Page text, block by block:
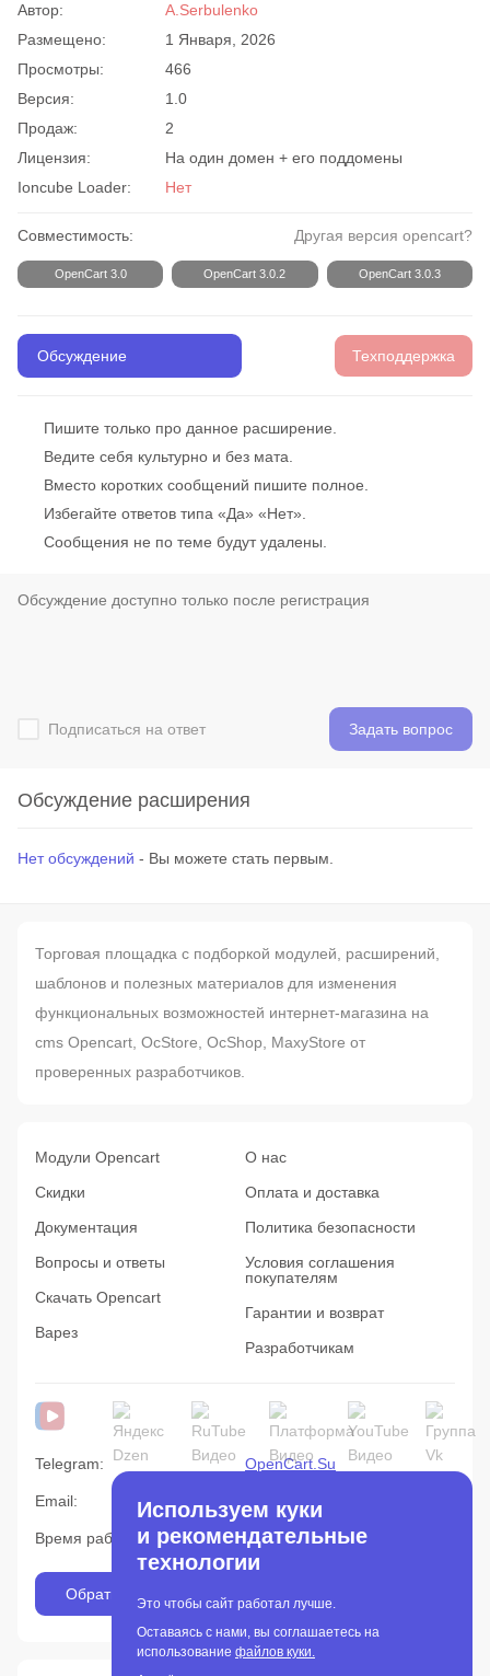
Автор:
A.Serbulenko
Размещено:
1 Января, 2026
Просмотры:
466
Версия:
1.0
Продаж:
2
Лицензия:
На один домен + его поддомены
Ioncube Loader:
Нет
Совместимость: Другая версия opencart?
OpenCart 3.0 OpenCart 3.0.2 OpenCart 3.0.3
Обсуждение Техподдержка
Пишите только про данное расширение.
Ведите себя культурно и без мата.
Вместо коротких сообщений пишите полное.
Избегайте ответов типа «Да» «Нет».
Сообщения не по теме будут удалены.
Подписаться на ответ Задать вопрос
Обсуждение расширения
Нет обсуждений - Вы можете стать первым.
Торговая площадка с подборкой модулей, расширений,
шаблонов и полезных материалов для изменения
функциональных возможностей интернет-магазина на
cms Opencart, OcStore, OcShop, MaxyStore от
проверенных разработчиков.
Модули Opencart
Скидки
Документация
Вопросы и ответы
Скачать Opencart
Варез
О нас
Оплата и доставка
Политика безопасности
Условия соглашения
покупателям
Гарантии и возврат
Разработчикам
Telegram: OpenCart.Su
Email: info@opencart.su
Время работы c 10:00 до 19:00
Обратная связь
Используем куки
и рекомендательные
технологии
Это чтобы сайт работал лучше.
Оставаясь с нами, вы соглашаетесь на
использование файлов куки.